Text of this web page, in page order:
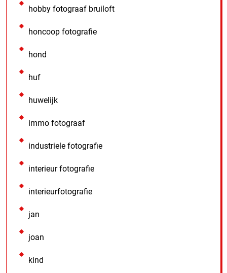
hobby fotograaf bruiloft
honcoop fotografie
hond
huf
huwelijk
immo fotograaf
industriele fotografie
interieur fotografie
interieurfotografie
jan
joan
kind